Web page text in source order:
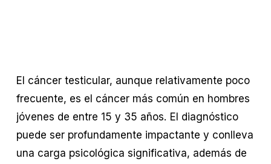
El cáncer testicular, aunque relativamente poco
frecuente, es el cáncer más común en hombres
jóvenes de entre 15 y 35 años. El diagnóstico
puede ser profundamente impactante y conlleva
una carga psicológica significativa, además de